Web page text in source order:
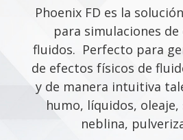
Phoenix FD es la
para simulaciones
fluidos. Perfecto para
de efectos físicos de
y de manera intuitiva
humo, líquidos,
neblina,